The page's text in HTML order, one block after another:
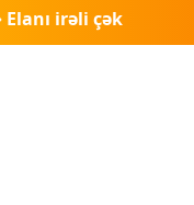
Elanı irəli çək